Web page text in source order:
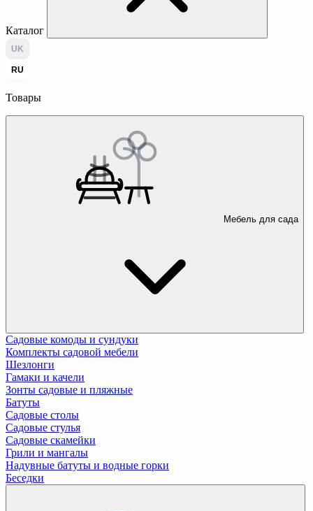
Каталог
UK
RU
Товары
Мебель для сада
Садовые комоды и сундуки
Комплекты садовой мебели
Шезлонги
Гамаки и качели
Зонты садовые и пляжные
Батуты
Садовые столы
Садовые стулья
Садовые скамейки
Грили и мангалы
Надувные батуты и водные горки
Беседки